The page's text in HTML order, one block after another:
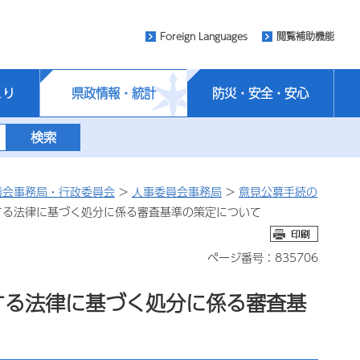
Foreign Languages 閲覧補助機能
県政情報・統計 防災・安全・安心
事務局・行政委員会 > 人事委員会事務局 > 意見公募手続の
法律に基づく処分に係る審査基準の策定について
ページ番号：835706
法律に基づく処分に係る審査基